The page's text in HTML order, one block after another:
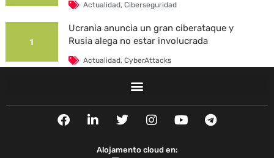
Actualidad,Ciberseguridad
1
Ucrania anuncia un gran ciberataque y
Rusia alega no estar involucrada
Actualidad,CyberAttacks
La Universidad Autónoma de Barcelona es
Actualidad,CyberAttacks ,Security Breaches
F
a
L
i
k
T
w
t
I
n
t
Y
o
T
e
Alojamento cloud en: